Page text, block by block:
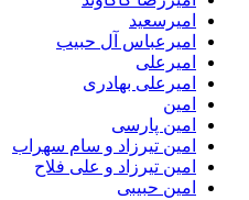
امیرسعید
امیرعباس آل حبیب
امیرعلی
امیرعلی بهادری
امین
امین پارسی
امین تیرزاد و سام سهراب
امین تیرزاد و علی فلاح
امین حبیبی